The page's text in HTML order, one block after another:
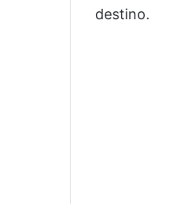
destino.